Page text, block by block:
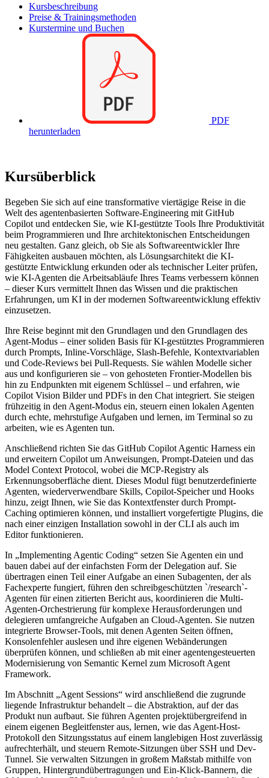
Kursbeschreibung
Preise & Trainingsmethoden
Kurstermine und Buchen
PDF
herunterladen
Kursüberblick
Begeben Sie sich auf eine transformative viertägige Reise in die
Welt des agentenbasierten Software-Engineering mit GitHub
Copilot und entdecken Sie, wie KI-gestützte Tools Ihre Produktivität
beim Programmieren und Ihre architektonischen Entscheidungen
neu gestalten. Ganz gleich, ob Sie als Softwareentwickler Ihre
Fähigkeiten ausbauen möchten, als Lösungsarchitekt die KI-
gestützte Entwicklung erkunden oder als technischer Leiter prüfen,
wie KI-Agenten die Arbeitsabläufe Ihres Teams verbessern können
– dieser Kurs vermittelt Ihnen das Wissen und die praktischen
Erfahrungen, um KI in der modernen Softwareentwicklung effektiv
einzusetzen.
Ihre Reise beginnt mit den Grundlagen und den Grundlagen des
Agent-Modus – einer soliden Basis für KI-gestütztes Programmieren
durch Prompts, Inline-Vorschläge, Slash-Befehle, Kontextvariablen
und Code-Reviews bei Pull-Requests. Sie wählen Modelle sicher
aus und konfigurieren sie – von gehosteten Frontier-Modellen bis
hin zu Endpunkten mit eigenem Schlüssel – und erfahren, wie
Copilot Vision Bilder und PDFs in den Chat integriert. Sie steigen
frühzeitig in den Agent-Modus ein, steuern einen lokalen Agenten
durch echte, mehrstufige Aufgaben und lernen, im Terminal so zu
arbeiten, wie es Agenten tun.
Anschließend richten Sie das GitHub Copilot Agentic Harness ein
und erweitern Copilot um Anweisungen, Prompt-Dateien und das
Model Context Protocol, wobei die MCP-Registry als
Erkennungsoberfläche dient. Dieses Modul fügt benutzerdefinierte
Agenten, wiederverwendbare Skills, Copilot-Speicher und Hooks
hinzu, zeigt Ihnen, wie Sie das Kontextfenster durch Prompt-
Caching optimieren können, und installiert vorgefertigte Plugins, die
nach einer einzigen Installation sowohl in der CLI als auch im
Editor funktionieren.
In „Implementing Agentic Coding“ setzen Sie Agenten ein und
bauen dabei auf der einfachsten Form der Delegation auf. Sie
übertragen einen Teil einer Aufgabe an einen Subagenten, der als
Fachexperte fungiert, führen den schreibgeschützten `/research`-
Agenten für einen zitierten Bericht aus, koordinieren die Multi-
Agenten-Orchestrierung für komplexe Herausforderungen und
delegieren umfangreiche Aufgaben an Cloud-Agenten. Sie nutzen
integrierte Browser-Tools, mit denen Agenten Seiten öffnen,
Konsolenfehler auslesen und ihre eigenen Webänderungen
überprüfen können, und schließen ab mit einer agentengesteuerten
Modernisierung von Semantic Kernel zum Microsoft Agent
Framework.
Im Abschnitt „Agent Sessions“ wird anschließend die zugrunde
liegende Infrastruktur behandelt – die Abstraktion, auf der das
Produkt nun aufbaut. Sie führen Agenten projektübergreifend in
einem eigenen Begleitfenster aus, lernen, wie das Agent-Host-
Protokoll den Sitzungsstatus auf einem langlebigen Host zuverlässig
aufrechterhält, und steuern Remote-Sitzungen über SSH und Dev-
Tunnel. Sie verwalten Sitzungen in großem Maßstab mithilfe von
Gruppen, Hintergrundübertragungen und Ein-Klick-Bannern, die